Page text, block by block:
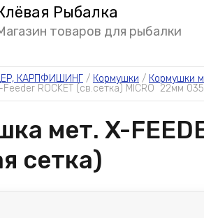
Рыбалка
товаров для рыбалки
КАРПФИШИНГ / Кормушки / Кормушки
ROCKET (св.сетка) MICRO  22мм
мет. X-
сетка)